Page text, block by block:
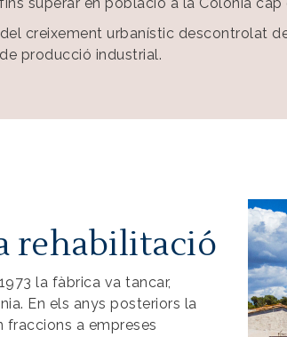
creixement urbanístic descontrolat
producció industrial.
rehabilitació
la fàbrica va tancar,
En els anys posteriors la
fraccions a empreses